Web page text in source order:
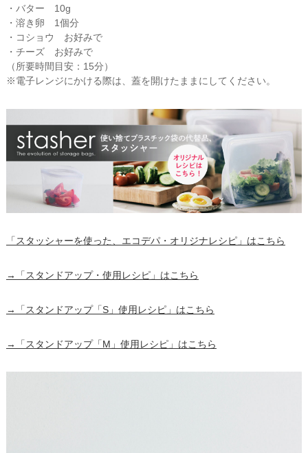
・バター 10g
・溶き卵 1個分
・コショウ お好みで
・チーズ お好みで
（所要時間目安：15分）
※電子レンジにかける際は、蓋を開けたままにしてください。
「スタッシャーを使った、エコデパ・オリジナレシピ」はこちら
→「スタンドアップ・使用レシピ」はこちら
→「スタンドアップ「S」使用レシピ」はこちら
→「スタンドアップ「M」使用レシピ」はこちら